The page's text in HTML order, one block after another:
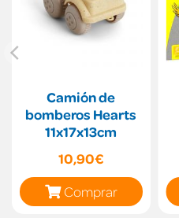
Camión de
bomberos Hearts
11x17x13cm
10,90€
Comprar